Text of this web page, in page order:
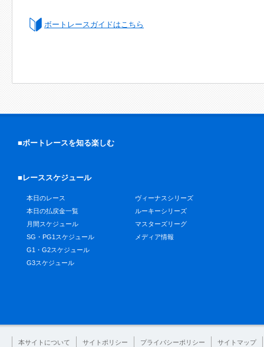
ボートレースガイドはこちら
■ボートレースを知る楽しむ
■レーススケジュール
本日のレース
本日の払戻金一覧
月間スケジュール
SG・PG1スケジュール
G1・G2スケジュール
G3スケジュール
ヴィーナスシリーズ
ルーキーシリーズ
マスターズリーグ
メディア情報
本サイトについて サイトポリシー プライバシーポリシー サイトマップ